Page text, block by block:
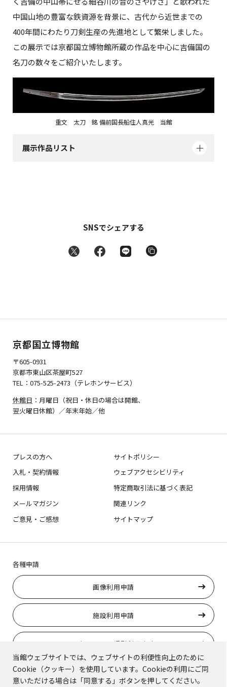
当館ウェブサイトでは、ウェブサイトの利便性向上のために
Cookie（クッキー）を使用しています。Cookieの利用にご同
意いただける場合は「同意する」ボタンを押してください。
中国山地の豊富な鉄資源を背景に、古代から近世までの
400年間にわたり刀剣生産の先進地として繁栄しました。
この展示では京都国立博物館所蔵の作品を中心に吉備国の
名刀の数々をご紹介いたします。
重文 太刀 銘 備前国長船住人真光 当館
展示作品リスト
SNSでシェアする
京都国立博物館
〒605-0931
京都市東山区茶屋町527
TEL：075-525-2473（テレホンサービス）
休館日 ：月曜日（祝日・休日の場合は開館、
翌火曜日休館）／年末年始／他
プレスの方へ
サイトポリシー
入札・契約情報
ウェブアクセシビリティ
採用情報
特定商取引法に基づく表記
メールマガジン
関連リンク
ご意見・ご感想
サイトマップ
各種申請
画像利用申請
施設利用申請
ロケーション撮影利用申請
トラりんの使用申請